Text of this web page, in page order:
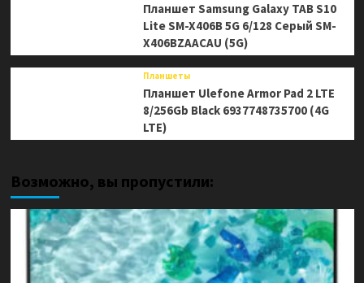
Планшет Samsung Galaxy TAB S10
Lite SM-X406B 5G 6/128 Серый SM-
X406BZAACAU (5G)
Планшеты
Планшет Ulefone Armor Pad 2 LTE
8/256Gb Black 6937748735700 (4G
LTE)
Возможно, вы пропустили: